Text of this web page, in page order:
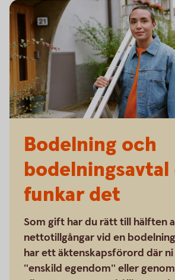
Bodelning och
bodelningsavtal
funkar det
Som gift har du rätt till hälften
nettotillgångar vid en
har ett äktenskapsförord där
"enskild egendom" eller